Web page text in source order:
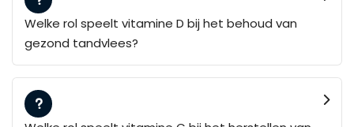
Welke rol speelt vitamine D bij het behoud van
gezond tandvlees?